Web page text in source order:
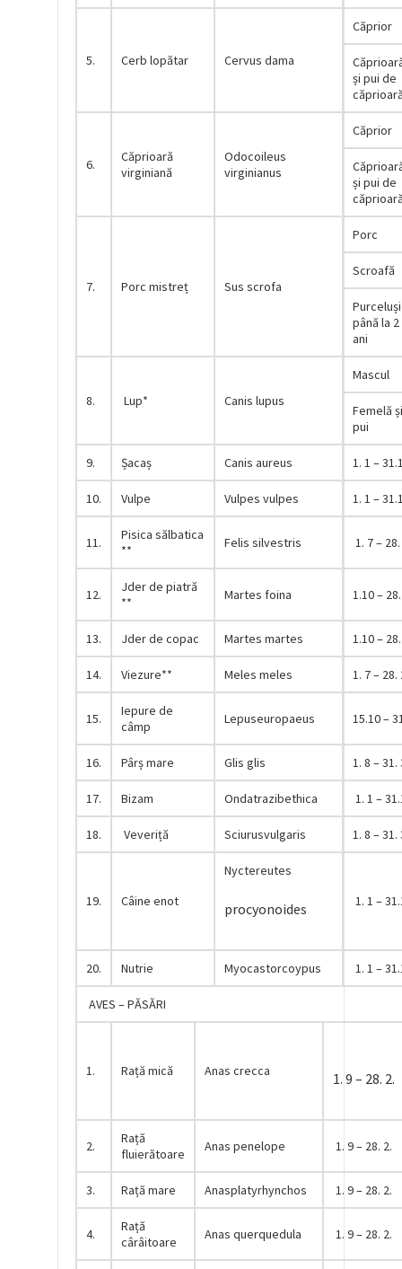
5. Cerb lopătar Cervus dama
Căprior
și pui de
6.
Căprioară
virginiană
Оdocоileus
virginianus
Căprior
și pui de
7. Porc mistreț Sus scrofa
Porc
Scroafă
Purceluși
până la 2
ani
8. Lup* Canis lupus
Mascul
Femelă și
pui
9. Șacaș Canis aureus 1. 1 –
10. Vulpe Vulpes vulpes 1. 1 –
11.
Pisica sălbatica
**
Felis silvestris 1. 7 –
12.
Jder de piatră
**
Martes foina 1.10 –
13. Jder de copac Martes martes 1.10 –
14. Viezure** Meles meles 1. 7 – 28.
15.
Iepure de
câmp
Lepuseuropaeus 15.10 –
16. Pârș mare Glis glis 1. 8 – 31.
17. Bizam Ondatrazibethica 1. 1 –
18. Veveriță Sciurusvulgaris 1. 8 – 31.
19. Câine enot
Nyctereutes
procyonoides 1. 1 –
20. Nutrie Myocastorcoypus 1. 1 –
AVES – PĂSĂRI
1. Rață mică Anas crecca 1. 9 – 28. 2.
2.
Rață
fluierătoare
Anas penelope 1. 9 – 28. 2.
3. Rață mare Anasplatyrhynchos 1. 9 – 28. 2.
4.
Rață
cârâitoare
Anas querquedula 1. 9 – 28. 2.